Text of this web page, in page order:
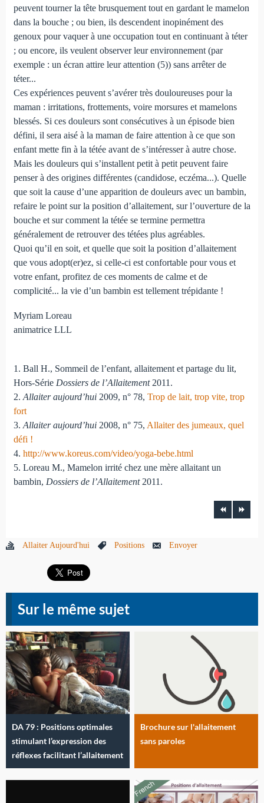
peuvent tourner la tête brusquement tout en gardant le mamelon
dans la bouche ; ou bien, ils descendent inopinément des
genoux pour vaquer à une occupation tout en continuant à téter
; ou encore, ils veulent observer leur environnement (par
exemple : un écran attire leur attention (5)) sans arrêter de
téter...
Ces expériences peuvent s’avérer très douloureuses pour la
maman : irritations, frottements, voire morsures et mamelons
blessés. Si ces douleurs sont consécutives à un épisode bien
défini, il sera aisé à la maman de faire attention à ce que son
enfant mette fin à la tétée avant de s’intéresser à autre chose.
Mais les douleurs qui s’installent petit à petit peuvent faire
penser à des origines différentes (candidose, eczéma...). Quelle
que soit la cause d’une apparition de douleurs avec un bambin,
refaire le point sur la position d’allaitement, sur l’ouverture de la
bouche et sur comment la tétée se termine permettra
généralement de retrouver des tétées plus agréables.
Quoi qu’il en soit, et quelle que soit la position d’allaitement
que vous adopt(er)ez, si celle-ci est confortable pour vous et
votre enfant, profitez de ces moments de calme et de
complicité... la vie d’un bambin est tellement trépidante !
Myriam Loreau
animatrice LLL
1. Ball H., Sommeil de l’enfant, allaitement et partage du lit,
Hors-Série Dossiers de l’Allaitement2011.
2. Allaiter aujourd’hui2009, n° 78, Trop de lait, trop vite, trop
fort
3. Allaiter aujourd’hui2008, n° 75, Allaiter des jumeaux, quel
défi !
4. http://www.koreus.com/video/yoga-bebe.html
5. Loreau M., Mamelon irrité chez une mère allaitant un
bambin, Dossiers de l’Allaitement2011.
Allaiter Aujourd'hui Positions Envoyer
Sur le même sujet
DA 79 : Positions optimales
stimulant l’expression des
réflexes facilitant l’allaitement
Brochure sur l'allaitement
sans paroles